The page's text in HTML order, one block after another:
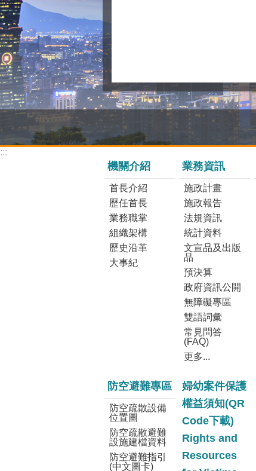
:::
機關介紹
首長介紹
歷任首長
業務職掌
組織架構
歷史沿革
大事紀
業務資訊
施政計畫
施政報告
法規資訊
統計資料
文宣品及出版
品
預決算
政府資訊公開
無障礙專區
雙語詞彙
常見問答
(FAQ)
更多...
防空避難專區
防空疏散設備
位置圖
防空疏散避難
設施建檔資料
防空避難指引
(中文圖卡)
婦幼案件保護
權益須知(QR
Code下載)
Rights and
Resources